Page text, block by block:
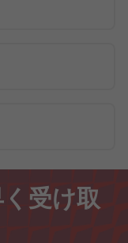
受け取